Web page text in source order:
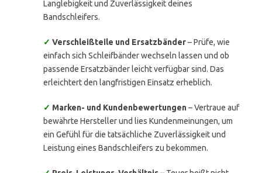
Langlebigkeit und Zuverlässigkeit deines
Bandschleifers.
✓ Verschleißteile und Ersatzbänder– Prüfe, wie
einfach sich Schleifbänder wechseln lassen und ob
passende Ersatzbänder leicht verfügbar sind. Das
erleichtert den langfristigen Einsatz erheblich.
✓ Marken- und Kundenbewertungen– Vertraue auf
bewährte Hersteller und lies Kundenmeinungen, um
ein Gefühl für die tatsächliche Zuverlässigkeit und
Leistung eines Bandschleifers zu bekommen.